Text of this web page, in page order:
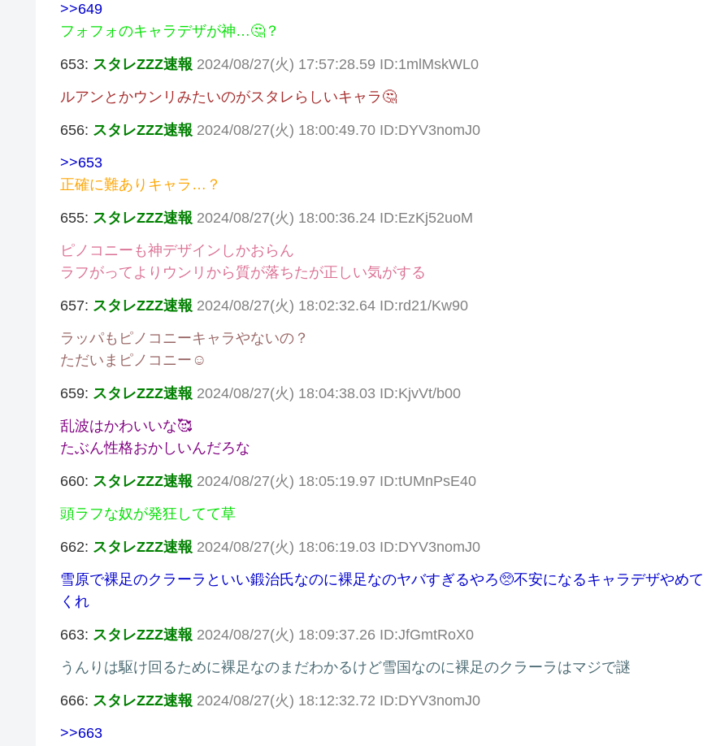
>>649
フォフォのキャラデザが神…🤔？
653: スタレZZZ速報 2024/08/27(火) 17:57:28.59 ID:1mlMskWL0
ルアンとかウンリみたいのがスタレらしいキャラ🤔
656: スタレZZZ速報 2024/08/27(火) 18:00:49.70 ID:DYV3nomJ0
>>653
正確に難ありキャラ…？
655: スタレZZZ速報 2024/08/27(火) 18:00:36.24 ID:EzKj52uoM
ピノコニーも神デザインしかおらん
ラフがってよりウンリから質が落ちたが正しい気がする
657: スタレZZZ速報 2024/08/27(火) 18:02:32.64 ID:rd21/Kw90
ラッパもピノコニーキャラやないの？
ただいまピノコニー☺
659: スタレZZZ速報 2024/08/27(火) 18:04:38.03 ID:KjvVt/b00
乱波はかわいいな🥰
たぶん性格おかしいんだろな
660: スタレZZZ速報 2024/08/27(火) 18:05:19.97 ID:tUMnPsE40
頭ラフな奴が発狂してて草
662: スタレZZZ速報 2024/08/27(火) 18:06:19.03 ID:DYV3nomJ0
雪原で裸足のクラーラといい鍛治氏なのに裸足なのヤバすぎるやろ🥺不安になるキャラデザやめて
くれ
663: スタレZZZ速報 2024/08/27(火) 18:09:37.26 ID:JfGmtRoX0
うんりは駆け回るために裸足なのまだわかるけど雪国なのに裸足のクラーラはマジで謎
666: スタレZZZ速報 2024/08/27(火) 18:12:32.72 ID:DYV3nomJ0
>>663